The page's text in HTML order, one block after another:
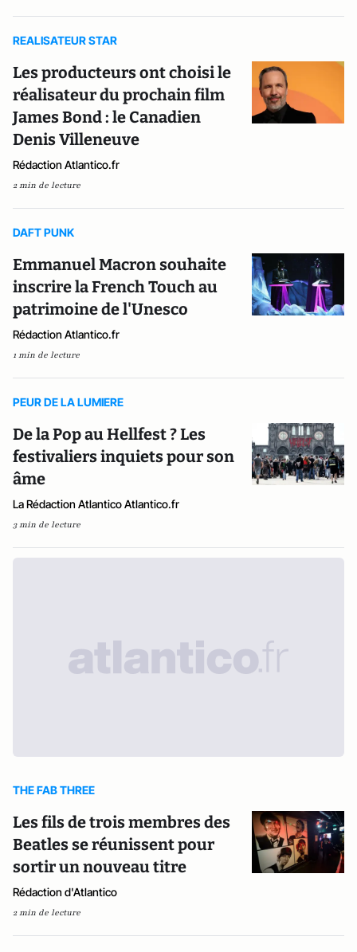
REALISATEUR STAR
Les producteurs ont choisi le
réalisateur du prochain film
James Bond : le Canadien
Denis Villeneuve
Rédaction Atlantico.fr
2 min de lecture
DAFT PUNK
Emmanuel Macron souhaite
inscrire la French Touch au
patrimoine de l'Unesco
Rédaction Atlantico.fr
1 min de lecture
PEUR DE LA LUMIERE
De la Pop au Hellfest ? Les
festivaliers inquiets pour son
âme
La Rédaction Atlantico Atlantico.fr
3 min de lecture
THE FAB THREE
Les fils de trois membres des
Beatles se réunissent pour
sortir un nouveau titre
Rédaction d'Atlantico
2 min de lecture